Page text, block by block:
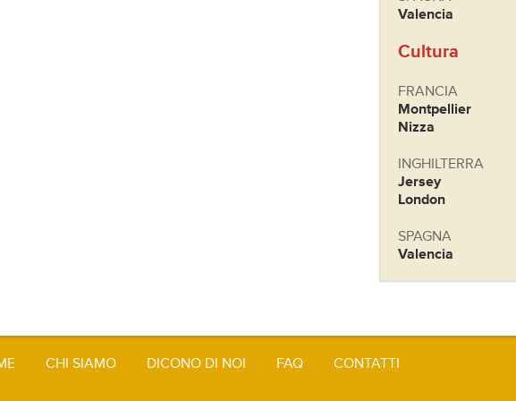
Valencia
Cultura
FRANCIA
Montpellier
Nizza
INGHILTERRA
Jersey
London
SPAGNA
Valencia
CHI SIAMO DICONO DI NOI FAQ CONTATTI